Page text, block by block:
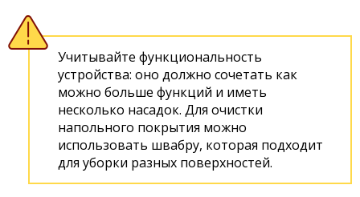
Учитывайте функциональность
устройства: оно должно сочетать как
можно больше функций и иметь
несколько насадок. Для очистки
напольного покрытия можно
использовать швабру, которая подходит
для уборки разных поверхностей.